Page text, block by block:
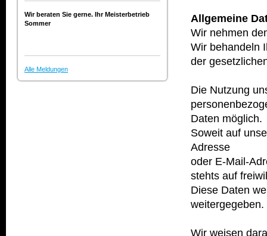
Wir beraten Sie gerne. Ihr Meisterbetrieb
Sommer
Alle Meldungen
Allgemeine
Wir nehmen
Wir behandeln
der
Die Nutzung
Daten möglich.
Soweit auf
Adresse
oder E-Mail-
stehts auf
Diese Daten
weitergegeben.
Wir weisen